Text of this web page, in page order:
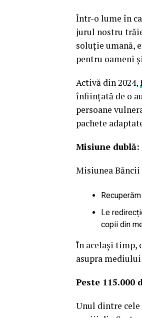
Într-o lume în
jurul nostru
soluție umană,
pentru oameni
Activă din 2024,
înființată de o
persoane
pachete
Misiune
Misiunea
Le
copii din
În același timp,
asupra
Peste
Unul dintre